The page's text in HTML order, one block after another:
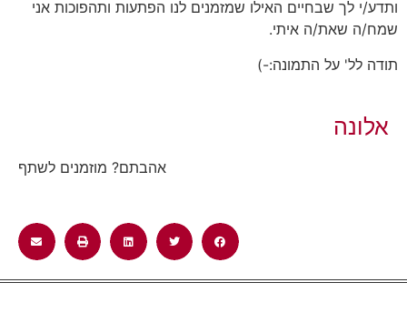
ותדע/י לך שבחיים האילו שמזמנים לנו הפתעות ותהפוכות אני
שמח/ה שאת/ה איתי.
תודה לל' על התמונה:-)
אלונה
אהבתם? מוזמנים לשתף